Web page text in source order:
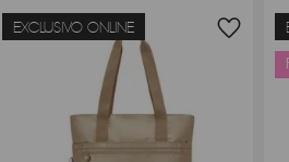
EXCLUSIVO ONLINE